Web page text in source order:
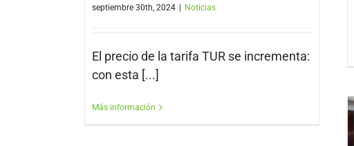
septiembre 30th, 2024 Noticias
El precio de la tarifa TUR se incrementa:
con esta [...]
Más información